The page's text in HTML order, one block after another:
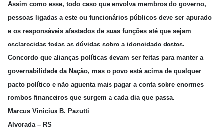
Assim como esse, todo caso que envolva membros do governo,
pessoas ligadas a este ou funcionários públicos deve ser apurado
e os responsáveis afastados de suas funções até que sejam
esclarecidas todas as dúvidas sobre a idoneidade destes.
Concordo que alianças políticas devam ser feitas para manter a
governabilidade da Nação, mas o povo está acima de qualquer
pacto político e não aguenta mais pagar a conta sobre enormes
rombos financeiros que surgem a cada dia que passa.
Marcus Vinicius B. Pazutti
Alvorada – RS